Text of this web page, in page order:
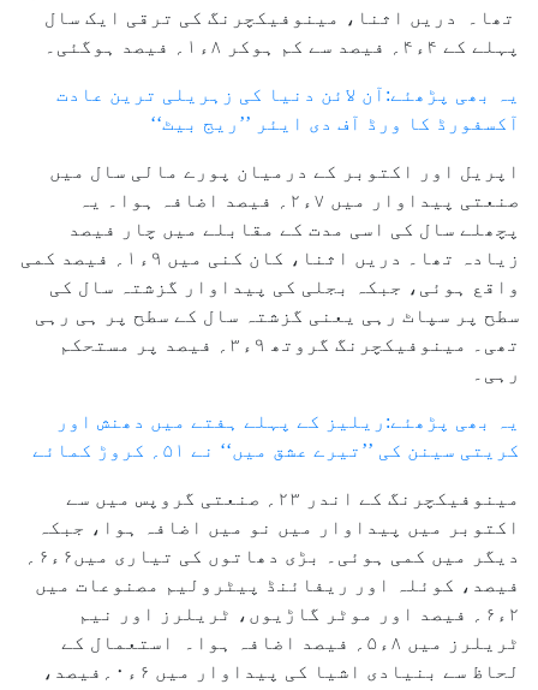
تھا۔ دریں اثنا، مینوفیکچرنگ کی ترقی ایک سال
پہلے کے ۴ء۴؍ فیصد سے کم ہوکر ۸ء۱؍ فیصد ہوگئی۔
یہ بھی پڑھئے:آن لائن دنیا کی زہریلی ترین عادت
آکسفورڈ کا ورڈ آف دی ایئر ’’ریج بیٹ‘‘
اپریل اور اکتوبر کے درمیان پورے مالی سال میں
صنعتی پیداوار میں ۷ء۲؍ فیصد اضافہ ہوا۔ یہ
پچھلے سال کی اسی مدت کے مقابلے میں چار فیصد
زیادہ تھا۔ دریں اثنا، کان کنی میں ۹ء۱؍ فیصد کمی
واقع ہوئی، جبکہ بجلی کی پیداوار گزشتہ سال کی
سطح پر سپاٹ رہی یعنی گزشتہ سال کے سطح پر ہی رہی
تھی۔ مینوفیکچرنگ گروتھ ۹ء۳؍ فیصد پر مستحکم
رہی۔
یہ بھی پڑھئے:ریلیز کے پہلے ہفتے میں دھنش اور
کریتی سینن کی ’’تیرے عشق میں‘‘ نے ۵۱؍ کروڑ کمائے
مینوفیکچرنگ کے اندر ۲۳؍ صنعتی گروپس میں سے
اکتوبر میں پیداوار میں نو میں اضافہ ہوا، جبکہ
فیصد، کوئلہ اور ریفائنڈ پیٹرولیم مصنوعات میں
۲ء۶؍ فیصد اور موٹر گاڑیوں، ٹریلرز اور نیم
ٹریلرز میں ۸ء۵؍ فیصد اضافہ ہوا۔ استعمال کے
لحاظ سے بنیادی اشیا کی پیداوار میں ۶ء۰؍فیصد،